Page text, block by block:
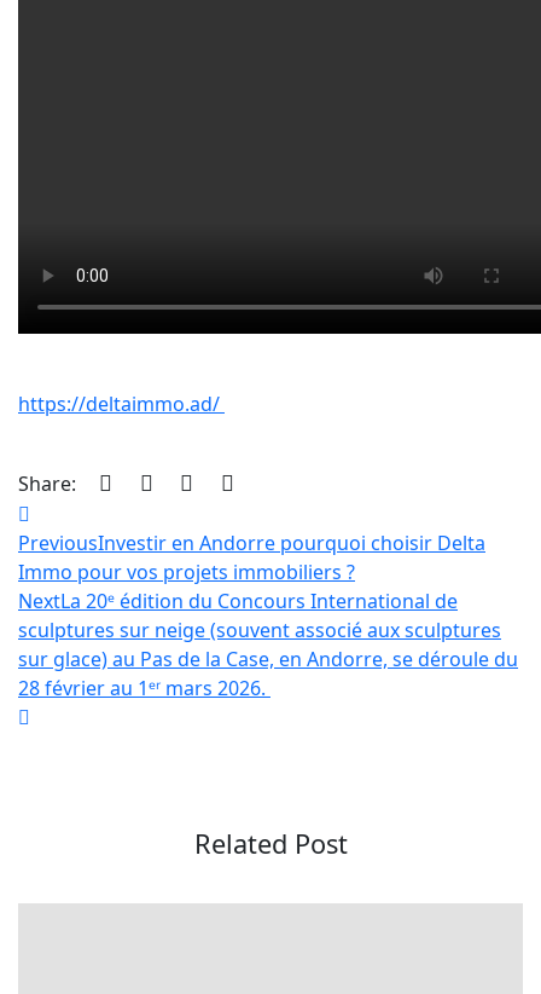
https://deltaimmo.ad/
Share:
Navigation
de
l’article
PreviousInvestir en Andorre pourquoi choisir Delta
Immo pour vos projets immobiliers ?
NextLa 20ᵉ édition du Concours International de
sculptures sur neige (souvent associé aux sculptures
sur glace) au Pas de la Case, en Andorre, se déroule du
28 février au 1ᵉʳ mars 2026.
Related Post